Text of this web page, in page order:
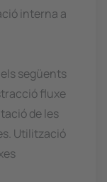
interna a
següents
fluxe
de les
Utilització